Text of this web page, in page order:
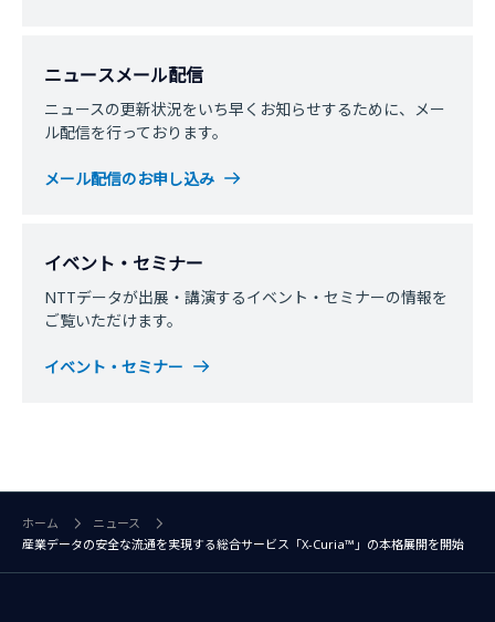
ニュースメール配信
ニュースの更新状況をいち早くお知らせするために、メー
ル配信を行っております。
メール配信のお申し込み
イベント・セミナー
NTTデータが出展・講演するイベント・セミナーの情報を
ご覧いただけます。
イベント・セミナー
ホーム
ニュース
産業データの安全な流通を実現する総合サービス「X-Curia™」の本格展開を開始